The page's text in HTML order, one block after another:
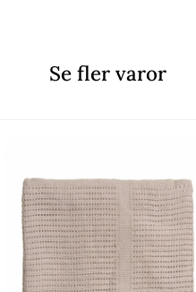
Se fler varor